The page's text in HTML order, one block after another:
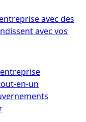
avec des
avec vos
en-un